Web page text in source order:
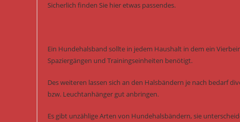
Sicherlich finden Sie hier etwas passendes.
Ein Hundehalsband sollte in jedem Haushalt in dem ein
Spaziergängen und Trainingseinheiten benötigt.
Des weiteren lassen sich an den Halsbändern je nach bedarf
bzw. Leuchtanhänger gut anbringen.
Es gibt unzählige Arten von Hundehalsbändern, sie